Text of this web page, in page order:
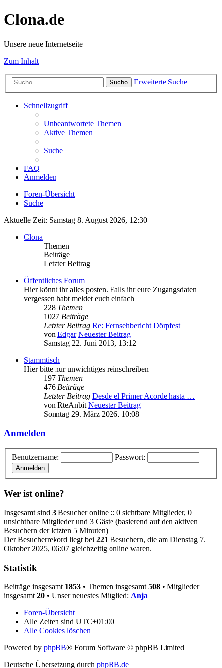
Clona.de
Unsere neue Internetseite
Zum Inhalt
Suche Erweiterte Suche
Schnellzugriff
Unbeantwortete Themen
Aktive Themen
Suche
FAQ
Anmelden
Foren-Übersicht
Suche
Aktuelle Zeit: Samstag 8. August 2026, 12:30
Clona
Themen
Beiträge
Letzter Beitrag
Öffentliches Forum
Hier könnt ihr alles posten. Falls ihr eure Zugangsdaten
vergessen habt meldet euch einfach
228 Themen
1027 Beiträge
Letzter Beitrag Re: Fernsehbericht Dörpfest
von Edgar Neuester Beitrag
Samstag 22. Juni 2013, 13:12
Stammtisch
Hier bitte nur unwichtiges reinschreiben
197 Themen
476 Beiträge
Letzter Beitrag Desde el Primer Acorde hasta …
von RteAnbit Neuester Beitrag
Sonntag 29. März 2026, 10:08
Anmelden
Benutzername: Passwort:
Wer ist online?
Insgesamt sind 3 Besucher online :: 0 sichtbare Mitglieder, 0
unsichtbare Mitglieder und 3 Gäste (basierend auf den aktiven
Besuchern der letzten 5 Minuten)
Der Besucherrekord liegt bei 221 Besuchern, die am Dienstag 7.
Oktober 2025, 06:07 gleichzeitig online waren.
Statistik
Beiträge insgesamt 1853 • Themen insgesamt 508 • Mitglieder
insgesamt 20 • Unser neuestes Mitglied: Anja
Foren-Übersicht
Alle Zeiten sind UTC+01:00
Alle Cookies löschen
Powered by phpBB® Forum Software © phpBB Limited
Deutsche Übersetzung durch phpBB.de